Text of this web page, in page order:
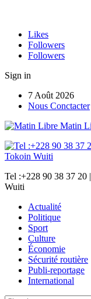
Likes
Followers
Followers
Sign in
7 Août 2026
Nous Conctacter
Matin
Tel :+228 90 38 37 20
Wuiti
Actualité
Politique
Sport
Culture
Économie
Sécurité routière
Publi-reportage
International